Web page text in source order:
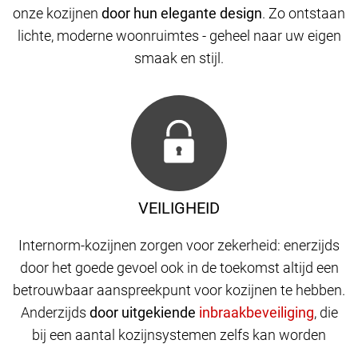
onze kozijnen door hun elegante design. Zo ontstaan
​​lichte, moderne woonruimtes - geheel naar uw eigen
smaak en stijl.
VEILIGHEID
Internorm-kozijnen zorgen voor zekerheid: enerzijds
door het goede gevoel ook in de toekomst altijd een
betrouwbaar aanspreekpunt voor kozijnen te hebben.
Anderzijds door uitgekiende , die
bij een aantal kozijnsystemen zelfs kan worden